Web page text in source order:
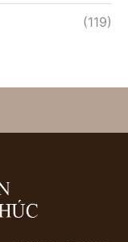
(119)